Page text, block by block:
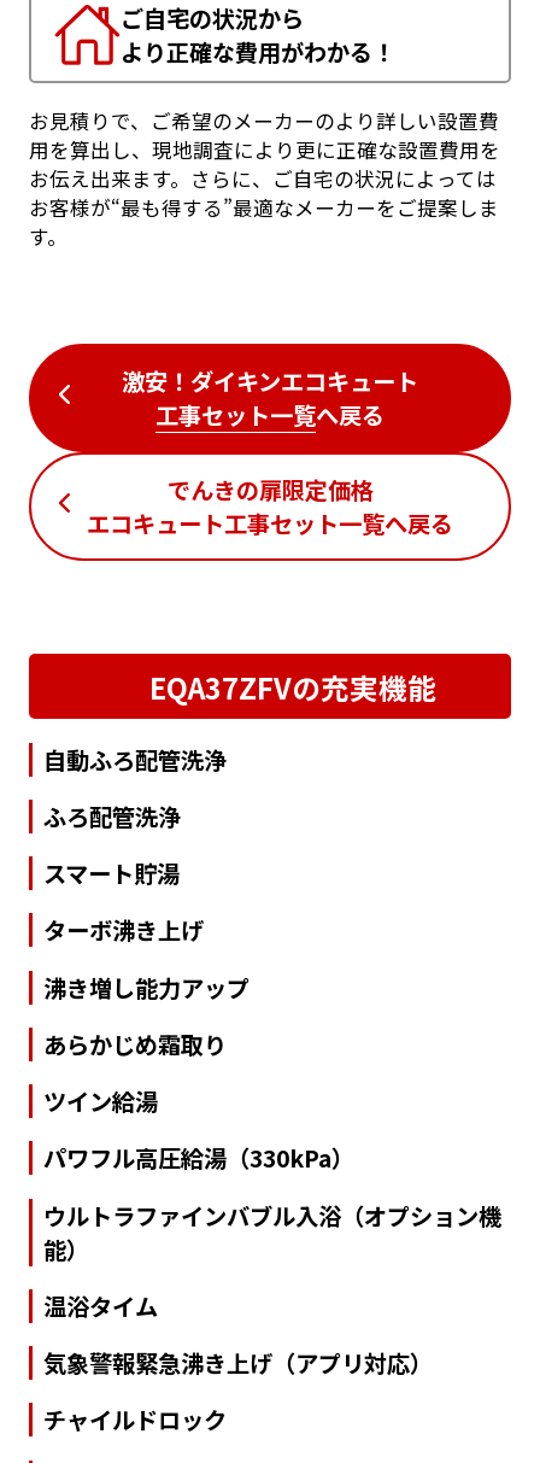
ご自宅の状況から
より正確な費用がわかる！
お見積りで、ご希望のメーカーのより詳しい設置費
用を算出し、現地調査により更に正確な設置費用を
お伝え出来ます。さらに、ご自宅の状況によっては
お客様が“最も得する”最適なメーカーをご提案しま
す。
激安！ダイキンエコキュート
工事セット一覧へ戻る
でんきの扉限定価格
エコキュート工事セット一覧へ戻る
EQA37ZFVの充実機能
自動ふろ配管洗浄
ふろ配管洗浄
スマート貯湯
ターボ沸き上げ
沸き増し能力アップ
あらかじめ霜取り
ツイン給湯
パワフル高圧給湯（330kPa）
ウルトラファインバブル入浴（オプション機
能）
温浴タイム
気象警報緊急沸き上げ（アプリ対応）
チャイルドロック